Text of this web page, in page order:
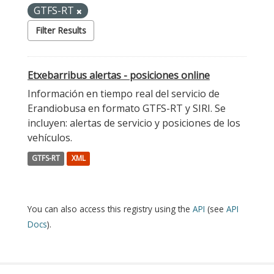
GTFS-RT
Filter Results
Etxebarribus alertas - posiciones online
Información en tiempo real del servicio de
Erandiobusa en formato GTFS-RT y SIRI. Se
incluyen: alertas de servicio y posiciones de los
vehículos.
GTFS-RT XML
You can also access this registry using the API (see API
Docs).